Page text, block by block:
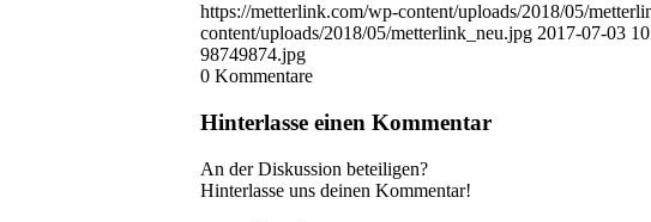
https://metterlink.com/wp-content/uploads/2018/05/
content/uploads/2018/05/metterlink_neu.jpg 2017-07-03
98749874.jpg
0 Kommentare
Hinterlasse einen Kommentar
An der Diskussion beteiligen?
Hinterlasse uns deinen Kommentar!